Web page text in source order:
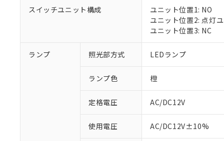
スイッチユニット構成
ユニット位置1: NO
ユニット位置2: 点灯
ユニット位置3: NC
ランプ 照光部方式 LEDランプ
ランプ色 橙
定格電圧 AC/DC12V
使用電圧 AC/DC12V±10%
※1 対応状況